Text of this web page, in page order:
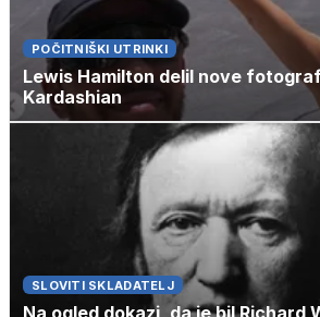
POČITNIŠKI UTRINKI
Lewis Hamilton delil nove
Kardashian
SLOVITI SKLADATELJ
Na ogled dokazi, da je bil Richard